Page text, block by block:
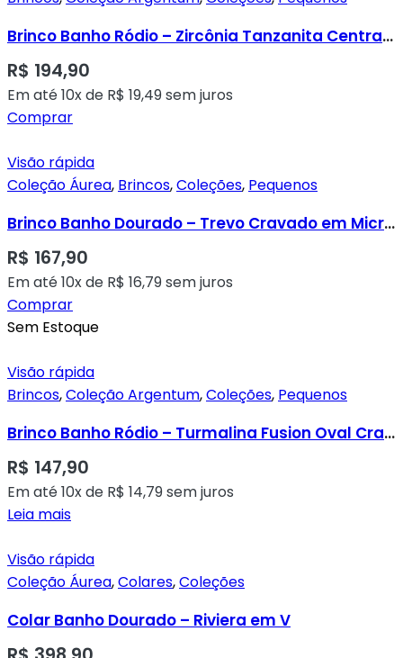
Brinco Banho Ródio – Zircônia Tanzanita Central Cravado em Zircônias Transparentes
R$ 194,90
Em até 10x de R$ 19,49sem juros
Comprar
Visão rápida
Coleção Áurea, Brincos,Coleções, Pequenos
Brinco Banho Dourado – Trevo Cravado em Micro Zircônias Transparentes
R$ 167,90
Em até 10x de R$ 16,79sem juros
Comprar
Sem Estoque
Visão rápida
Brincos,Coleção Argentum,Coleções, Pequenos
Brinco Banho Ródio – Turmalina Fusion Oval Cravada em Zircônias nas Laterais
R$ 147,90
Em até 10x de R$ 14,79sem juros
Leia mais
Visão rápida
Coleção Áurea,Colares,Coleções
Colar Banho Dourado – Riviera em V